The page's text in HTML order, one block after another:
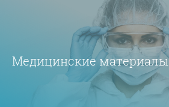
Медицинские материалы